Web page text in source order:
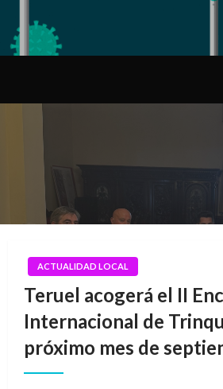
ACTUALIDAD LOCAL
Teruel acogerá el II
Internacional de
próximo mes de